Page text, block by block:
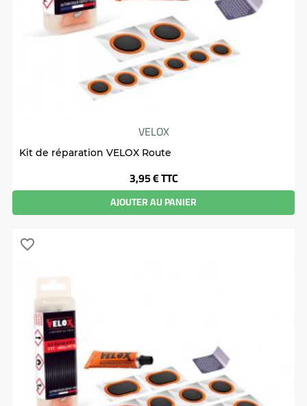
VELOX
Kit de réparation VELOX Route
Prix
3,95 €TTC
AJOUTER AU PANIER
favorite_border